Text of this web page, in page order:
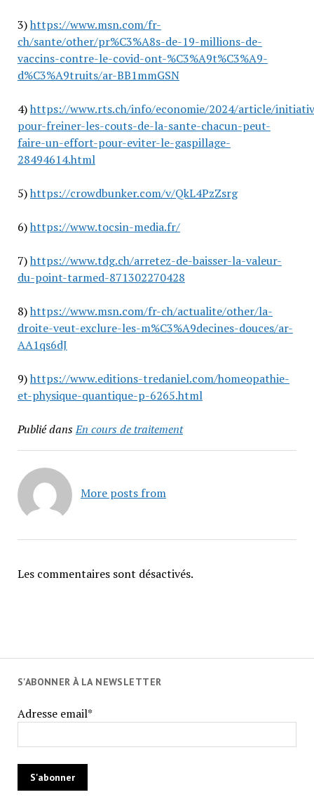
3)https://www.msn.com/fr-
ch/sante/other/pr%C3%A8s-de-19-millions-de-
vaccins-contre-le-covid-ont-%C3%A9t%C3%A9-
d%C3%A9truits/ar-BB1mmGSN
4)https://www.rts.ch/info/economie/2024/article/
pour-freiner-les-couts-de-la-sante-chacun-peut-
faire-un-effort-pour-eviter-le-gaspillage-
28494614.html
5)https://crowdbunker.com/v/QkL4PzZsrg
6)https://www.tocsin-media.fr/
7)https://www.tdg.ch/arretez-de-baisser-la-valeur-
du-point-tarmed-871302270428
8)https://www.msn.com/fr-ch/actualite/other/la-
droite-veut-exclure-les-m%C3%A9decines-douces/ar-
AA1qs6dJ
9)https://www.editions-tredaniel.com/homeopathie-
et-physique-quantique-p-6265.html
Publié dansEn cours de traitement
More posts from
Les commentaires sont désactivés.
S'ABONNER À LA NEWSLETTER
Adresse email*